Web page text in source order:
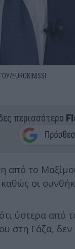
EUROKINISSI
περισσότερο
από το
καθώς οι
ύστερα από
στη Γάζα,